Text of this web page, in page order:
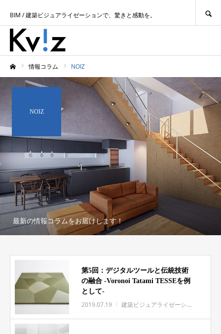
BIM / 建築ビジュアライゼーションで、驚きと感動を。
情報コラム NOIZ
NOIZ
最新の情報コラムをお届けします！
第5回：デジタルツールと伝統技術
の融合 -Voronoi Tatami TESSEを例
として-
2019.07.19 建築ビジュアライゼーション